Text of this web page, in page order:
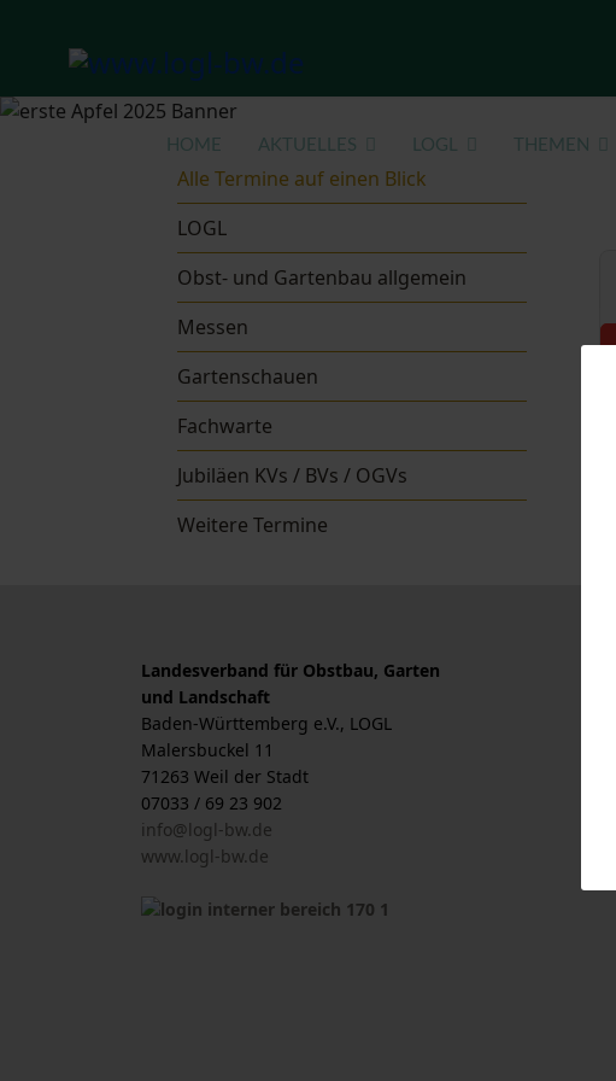
HOME AKTUELLES LOGL THEMEN
Alle Termine auf einen Blick
LOGL
Obst- und Gartenbau allgemein
Messen
Gartenschauen
Fachwarte
Jubiläen KVs / BVs / OGVs
Weitere Termine
Landesverband für Obstbau, Garten
und Landschaft
Baden-Württemberg e.V., LOGL
Malersbuckel 11
71263 Weil der Stadt
07033 / 69 23 902
info@logl-bw.de
www.logl-bw.de